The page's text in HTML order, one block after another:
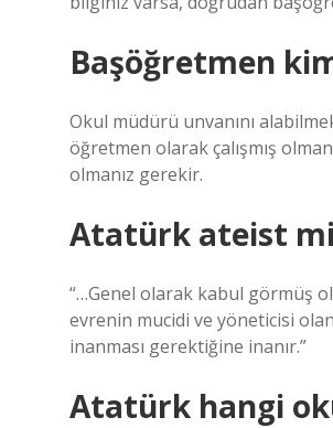
Başöğretmen
Okul müdürü unvanını
öğretmen olarak çalışmış
olmanız gerekir.
Atatürk ateist
“…Genel olarak kabul görmüş
evrenin mucidi ve yöneticisi
inanması gerektiğine inanır.”
Atatürk hangi